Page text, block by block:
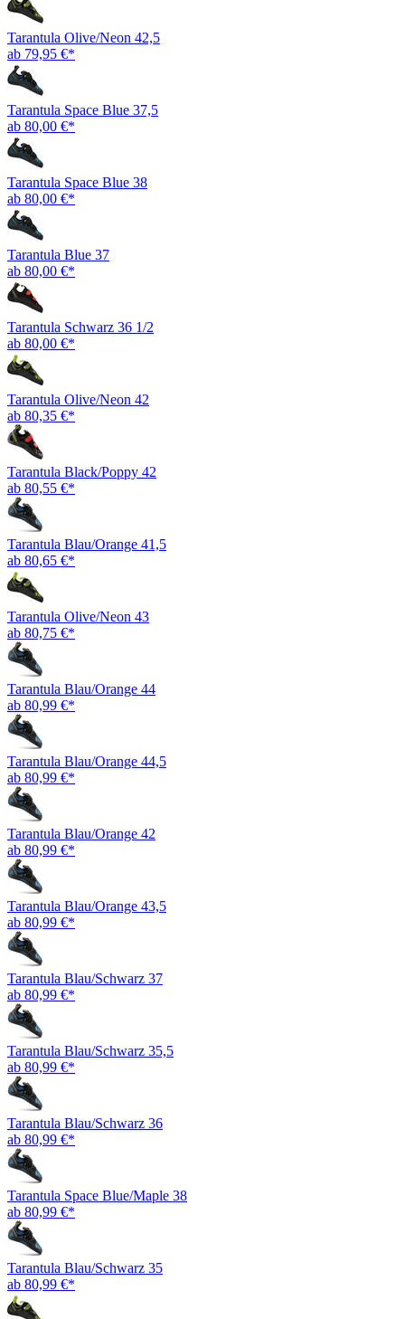
Tarantula Olive/Neon 42,5
ab 79,95 €*
Tarantula Space Blue 37,5
ab 80,00 €*
Tarantula Space Blue 38
ab 80,00 €*
Tarantula Blue 37
ab 80,00 €*
Tarantula Schwarz 36 1/2
ab 80,00 €*
Tarantula Olive/Neon 42
ab 80,35 €*
Tarantula Black/Poppy 42
ab 80,55 €*
Tarantula Blau/Orange 41,5
ab 80,65 €*
Tarantula Olive/Neon 43
ab 80,75 €*
Tarantula Blau/Orange 44
ab 80,99 €*
Tarantula Blau/Orange 44,5
ab 80,99 €*
Tarantula Blau/Orange 42
ab 80,99 €*
Tarantula Blau/Orange 43,5
ab 80,99 €*
Tarantula Blau/Schwarz 37
ab 80,99 €*
Tarantula Blau/Schwarz 35,5
ab 80,99 €*
Tarantula Blau/Schwarz 36
ab 80,99 €*
Tarantula Space Blue/Maple 38
ab 80,99 €*
Tarantula Blau/Schwarz 35
ab 80,99 €*